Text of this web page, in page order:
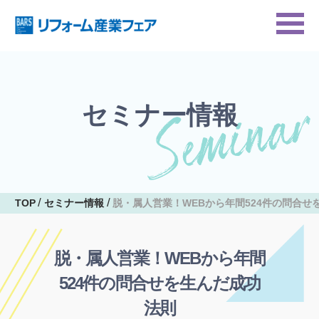
セミナー情報
TOP セミナー情報 脱・属人営業！WEBから年間524件の問合せ
脱・属人営業！WEBから年間
524件の問合せを生んだ成功
法則